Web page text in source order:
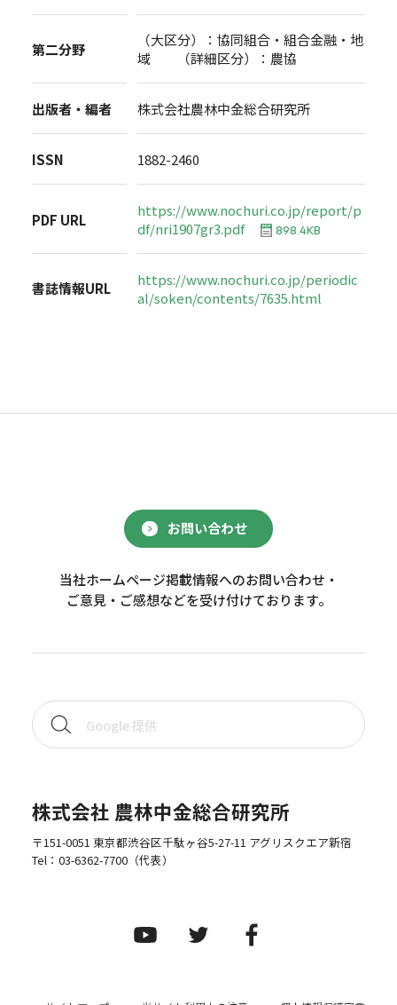
第二分野
（大区分）：協同組合・組合金融・地
域 （詳細区分）：農協
出版者・編者 株式会社農林中金総合研究所
ISSN 1882-2460
PDF URL
https://www.nochuri.co.jp/report/p
df/nri1907gr3.pdf
898.4KB
書誌情報URL
https://www.nochuri.co.jp/periodic
al/soken/contents/7635.html
お問い合わせ
当社ホームページ掲載情報へのお問い合わせ・
ご意見・ご感想などを受け付けております。
株式会社 農林中金総合研究所
〒151-0051 東京都渋谷区千駄ヶ谷5-27-11 アグリスクエア新宿
Tel： 03-6362-7700（代表）